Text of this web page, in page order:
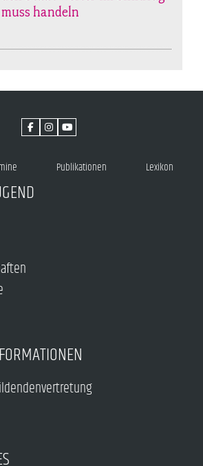
handeln
Publikationen Lexikon